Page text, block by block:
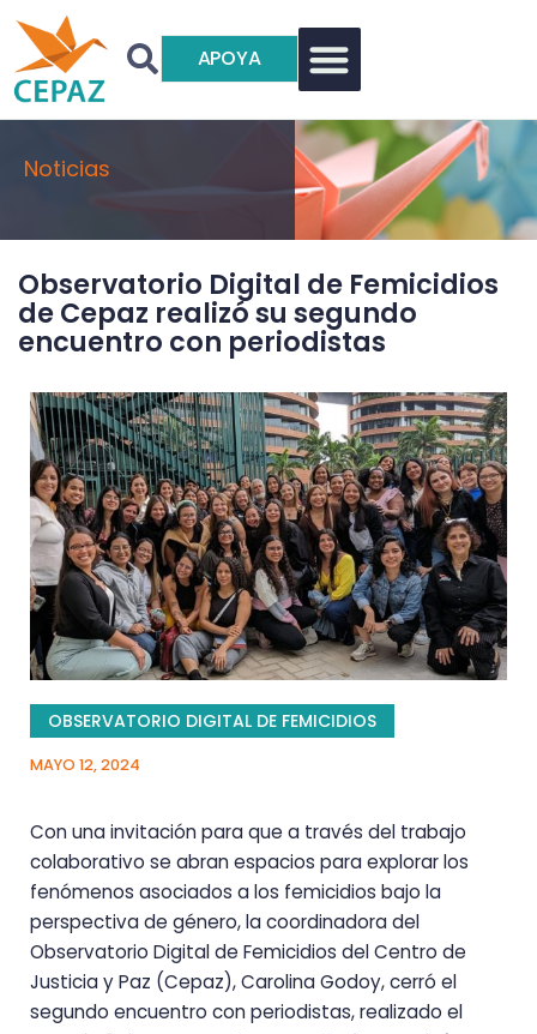
APOYA
Noticias
Observatorio Digital de Femicidios
de Cepaz realizó su segundo
encuentro con periodistas
OBSERVATORIO DIGITAL DE FEMICIDIOS
MAYO 12, 2024
Con una invitación para que a través del trabajo
colaborativo se abran espacios para explorar los
fenómenos asociados a los femicidios bajo la
perspectiva de género, la coordinadora del
Observatorio Digital de Femicidios del Centro de
Justicia y Paz (Cepaz), Carolina Godoy, cerró el
segundo encuentro con periodistas, realizado el